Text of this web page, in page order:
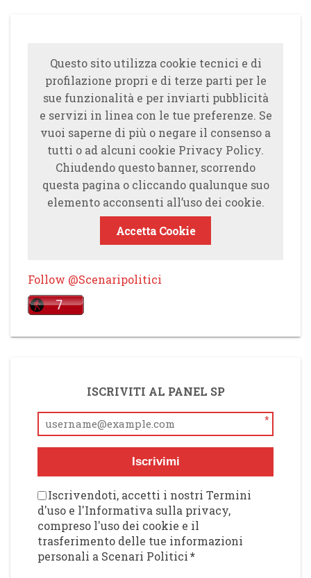
Questo sito utilizza cookie tecnici e di
profilazione propri e di terze parti per le
sue funzionalità e per inviarti pubblicità
e servizi in linea con le tue preferenze. Se
vuoi saperne di più o negare il consenso a
tutti o ad alcuni cookie Privacy Policy.
Chiudendo questo banner, scorrendo
questa pagina o cliccando qualunque suo
elemento acconsenti all’uso dei cookie.
Accetta Cookie
Follow @Scenaripolitici
ISCRIVITI AL PANEL SP
*
Iscrivimi
Iscrivendoti, accetti i nostri Termini
d'uso e l'Informativa sulla privacy,
compreso l'uso dei cookie e il
trasferimento delle tue informazioni
personali a Scenari Politici*